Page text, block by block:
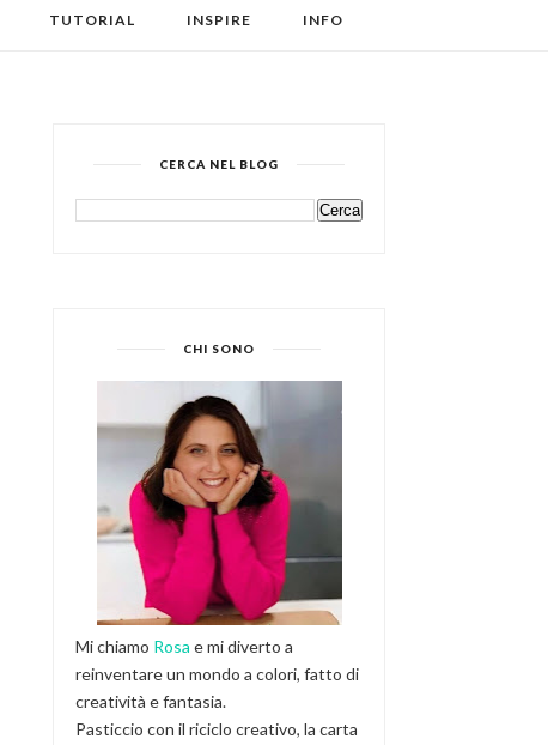
TUTORIAL INSPIRE INFO
CERCA NEL BLOG
CHI SONO
Mi chiamo Rosa e mi diverto a
reinventare un mondo a colori, fatto di
creatività e fantasia.
Pasticcio con il riciclo creativo, la carta